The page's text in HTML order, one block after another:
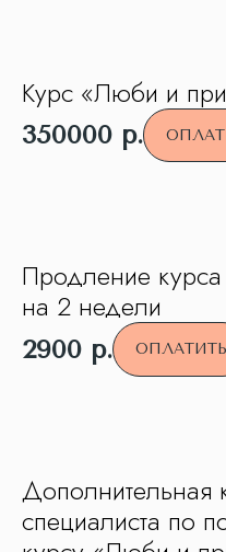
Курс «Люби и
350000 р.
Продление
на 2 недели
2900 р. ОПЛАТИТЬ
Дополнительная
специалиста по